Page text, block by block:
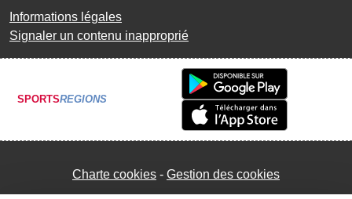
Informations légales
Signaler un contenu inapproprié
SPORTSREGIONS
Charte cookies Gestion des cookies